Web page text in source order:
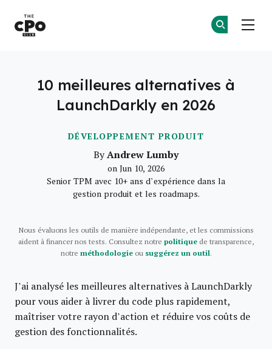
DÉVELOPPEMENT PRODUIT
10 meilleures alternatives à
LaunchDarkly en 2026
ByAndrew Lumby
on Jun 10, 2026
Senior TPM avec 10+ ans d’expérience dans la
gestion produit et les roadmaps.
Nous évaluons les outils de manière indépendante, et les commissions
aident à financer nos tests. Consultez notre politique de transparence,
notre méthodologieou suggérez un outil.
J’ai analysé les meilleures alternatives à LaunchDarkly
pour vous aider à livrer du code plus rapidement,
maîtriser votre rayon d’action et réduire vos coûts de
gestion des fonctionnalités.